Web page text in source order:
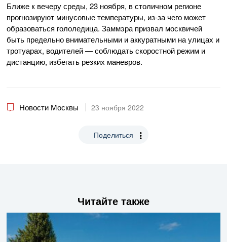
Ближе к вечеру среды, 23 ноября, в столичном регионе
прогнозируют минусовые температуры, из-за чего может
образоваться гололедица. Заммэра призвал москвичей
быть предельно внимательными и аккуратными на улицах и
тротуарах, водителей — соблюдать скоростной режим и
дистанцию, избегать резких маневров.
Новости Москвы 23 ноября 2022
Поделиться
Читайте также